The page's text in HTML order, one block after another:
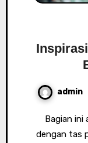
admin
Bagian ini akan memberikan inspirasi OOTD
dengan tas